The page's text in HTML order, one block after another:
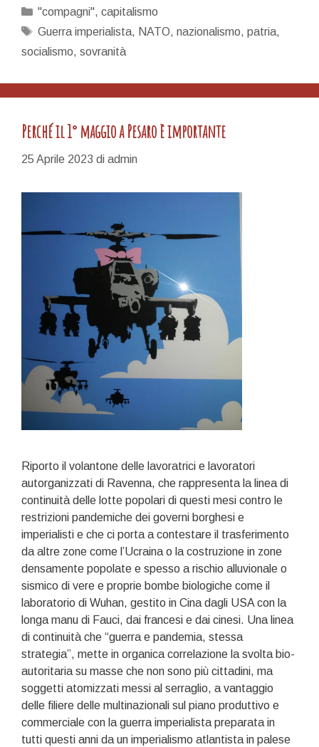
popolo…
Categorie
"compagni", capitalismo
Tag
Guerra imperialista, NATO, nazionalismo, patria,
socialismo, sovranità
Perché il 1° maggio a Pesaro è importante
25 Aprile 2023 di admin
Riporto il volantone delle lavoratrici e lavoratori
autorganizzati di Ravenna, che rappresenta la linea di
continuità delle lotte popolari di questi mesi contro le
restrizioni pandemiche dei governi borghesi e
imperialisti e che ci porta a contestare il trasferimento
da altre zone come l’Ucraina o la costruzione in zone
densamente popolate e spesso a rischio alluvionale o
sismico di vere e proprie bombe biologiche come il
laboratorio di Wuhan, gestito in Cina dagli USA con la
longa manu di Fauci, dai francesi e dai cinesi. Una linea
di continuità che “guerra e pandemia, stessa
strategia”, mette in organica correlazione la svolta bio-
autoritaria su masse che non sono più cittadini, ma
soggetti atomizzati messi al serraglio, a vantaggio
delle filiere delle multinazionali sul piano produttivo e
commerciale con la guerra imperialista preparata in
tutti questi anni da un imperialismo atlantista in palese